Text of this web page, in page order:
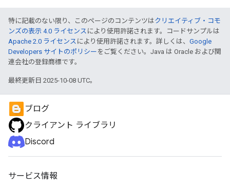
特に記載のない限り、このページのコンテンツはクリエイティブ・コモ
ンズの表示 4.0 ライセンス により使用許諾されます。コードサンプルは
Apache 2.0 ライセンス により使用許諾されます。詳しくは、 Google
Developers サイトのポリシー をご覧ください。Java は Oracle および関
連会社の登録商標です。
最終更新日 2025-10-08 UTC。
ブログ
クライアント ライブラリ
Discord
サービス情報